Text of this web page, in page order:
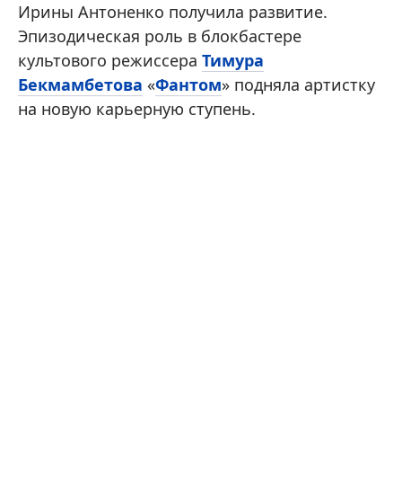
Ирины Антоненко получила развитие.
Эпизодическая роль в блокбастере
культового режиссера Тимура
Бекмамбетова «Фантом» подняла артистку
на новую карьерную ступень.